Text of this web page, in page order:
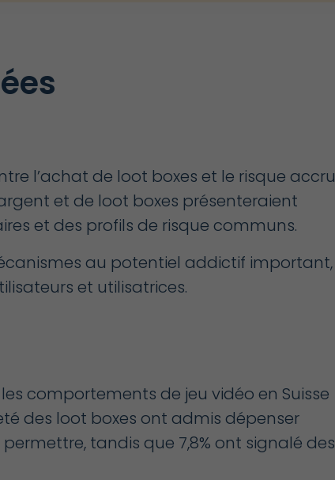
l’achat de loot boxes et le risque accru
et de loot boxes présenteraient
et des profils de risque communs.
au potentiel addictif important,
et utilisatrices.
comportements de jeu vidéo en Suisse
des loot boxes ont admis dépenser
tandis que 7,8% ont signalé des